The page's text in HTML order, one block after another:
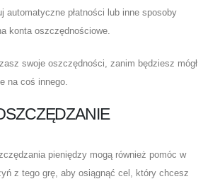
automatyczne płatności lub inne sposoby
konta oszczędnościowe.
swoje oszczędności, zanim będziesz mógł
na coś innego.
pieniędzy mogą również pomóc w
z tego grę, aby osiągnąć cel, który chcesz